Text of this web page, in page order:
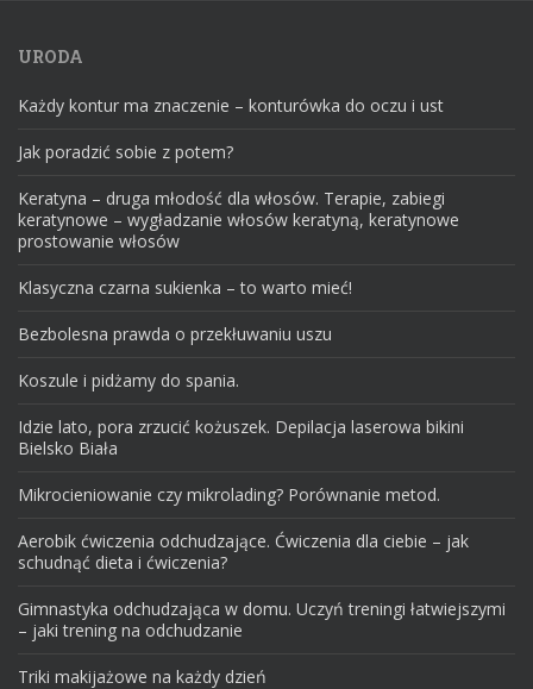
URODA
Każdy kontur ma znaczenie – konturówka do oczu i ust
Jak poradzić sobie z potem?
Keratyna – druga młodość dla włosów. Terapie, zabiegi
keratynowe – wygładzanie włosów keratyną, keratynowe
prostowanie włosów
Klasyczna czarna sukienka – to warto mieć!
Bezbolesna prawda o przekłuwaniu uszu
Koszule i pidżamy do spania.
Idzie lato, pora zrzucić kożuszek. Depilacja laserowa bikini
Bielsko Biała
Mikrocieniowanie czy mikrolading? Porównanie metod.
Aerobik ćwiczenia odchudzające. Ćwiczenia dla ciebie – jak
schudnąć dieta i ćwiczenia?
Gimnastyka odchudzająca w domu. Uczyń treningi łatwiejszymi
– jaki trening na odchudzanie
Triki makijażowe na każdy dzień